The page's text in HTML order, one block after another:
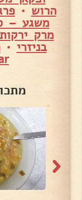
הרוש •
משגע –
מרק
בניזרי •